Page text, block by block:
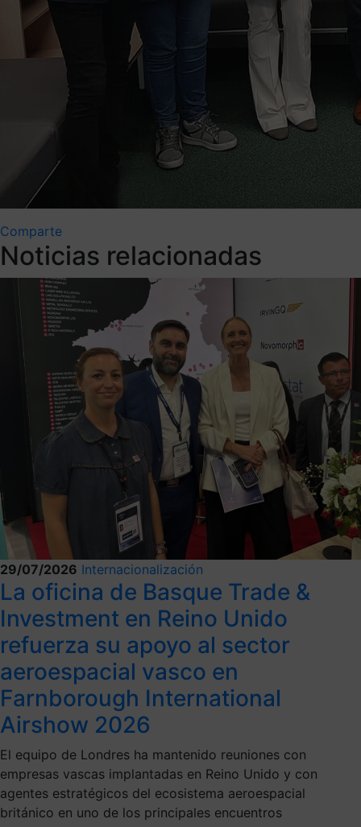
Comparte
Noticias relacionadas
29/07/2026 Internacionalización
La oficina de Basque Trade &
Investment en Reino Unido
refuerza su apoyo al sector
aeroespacial vasco en
Farnborough International
Airshow 2026
El equipo de Londres ha mantenido reuniones con
empresas vascas implantadas en Reino Unido y con
agentes estratégicos del ecosistema aeroespacial
británico en uno de los principales encuentros